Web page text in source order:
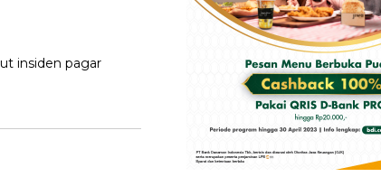
insiden pagar